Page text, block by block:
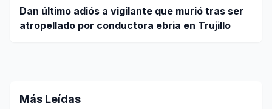
Dan último adiós a vigilante que murió tras ser
atropellado por conductora ebria en Trujillo
Más Leídas